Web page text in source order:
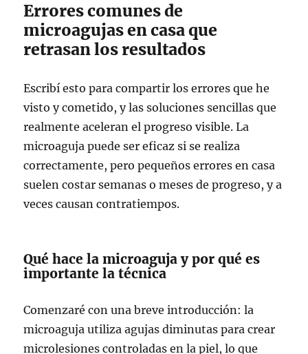
Errores comunes de
microagujas en casa que
retrasan los resultados
Escribí esto para compartir los errores que he
visto y cometido, y las soluciones sencillas que
realmente aceleran el progreso visible. La
microaguja puede ser eficaz si se realiza
correctamente, pero pequeños errores en casa
suelen costar semanas o meses de progreso, y a
veces causan contratiempos.
Qué hace la microaguja y por qué es
importante la técnica
Comenzaré con una breve introducción: la
microaguja utiliza agujas diminutas para crear
microlesiones controladas en la piel, lo que